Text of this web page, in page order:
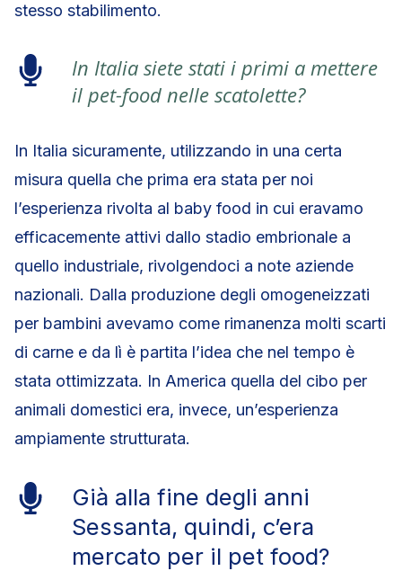
stesso stabilimento.
In Italia siete stati i primi a mettere
il pet-food nelle scatolette?
In Italia sicuramente, utilizzando in una certa
misura quella che prima era stata per noi
l’esperienza rivolta al baby food in cui eravamo
efficacemente attivi dallo stadio embrionale a
quello industriale, rivolgendoci a note aziende
nazionali. Dalla produzione degli omogeneizzati
per bambini avevamo come rimanenza molti scarti
di carne e da lì è partita l’idea che nel tempo è
stata ottimizzata. In America quella del cibo per
animali domestici era, invece, un’esperienza
ampiamente strutturata.
Già alla fine degli anni
Sessanta, quindi, c’era
mercato per il pet food?